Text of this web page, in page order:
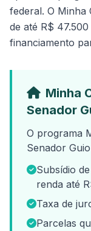
federal. O Minha
de até R$
financiamento
Minha
Senador
O programa
Senador
Subsídio
renda até
Taxa de
Parcelas